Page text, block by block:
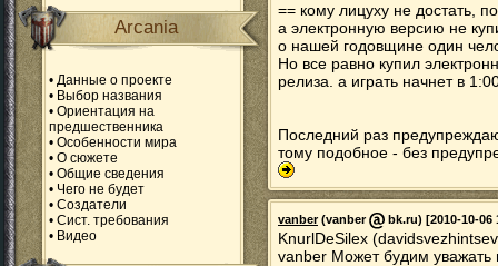
Arcania
• Данные о проекте
• Выбор названия
• Ориентация на
предшественника
• Особенности мира
• О сюжете
• Общие сведения
• Чего не будет
• Создатели
• Сист. требования
• Видео
== кому лицуху не достать,
а электронную версию не
о нашей годовщине один
Но все равно купил
релиза. а играть начнет в
Последний раз
тому подобное - без
vanber(vanber bk.ru) [2010-10-06
KnurlDeSilex
vanber Может будим уважать